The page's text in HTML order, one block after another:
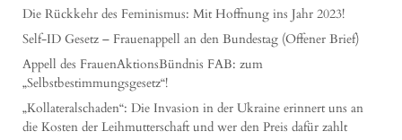
Die Rückkehr des Feminismus: Mit Hoffnung ins Jahr 2023!
Self-ID Gesetz – Frauenappell an den Bundestag (Offener Brief)
Appell des FrauenAktionsBündnis FAB: zum
„Selbstbestimmungsgesetz“!
„Kollateralschaden“: Die Invasion in der Ukraine erinnert uns an
die Kosten der Leihmutterschaft und wer den Preis dafür zahlt